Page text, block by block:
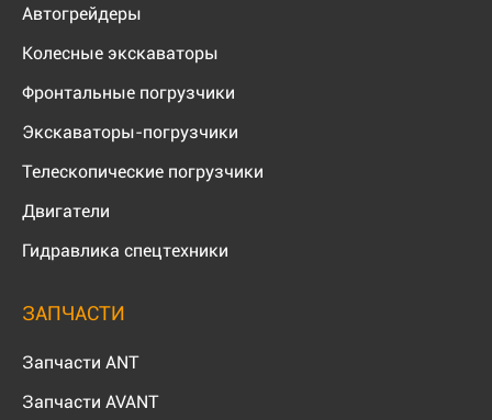
Автогрейдеры
Колесные экскаваторы
Фронтальные погрузчики
Экскаваторы-погрузчики
Телескопические погрузчики
Двигатели
Гидравлика спецтехники
ЗАПЧАСТИ
Запчасти ANT
Запчасти AVANT